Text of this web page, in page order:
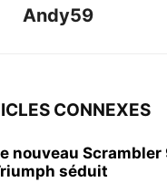
Andy59
CONNEXES
nouveau
séduit